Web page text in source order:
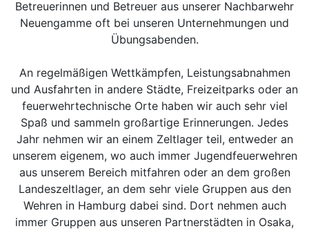
Betreuerinnen und Betreuer aus unserer Nachbarwehr
Neuengamme oft bei unseren Unternehmungen und
Übungsabenden.
An regelmäßigen Wettkämpfen, Leistungsabnahmen
und Ausfahrten in andere Städte, Freizeitparks oder an
feuerwehrtechnische Orte haben wir auch sehr viel
Spaß und sammeln großartige Erinnerungen. Jedes
Jahr nehmen wir an einem Zeltlager teil, entweder an
unserem eigenem, wo auch immer Jugendfeuerwehren
aus unserem Bereich mitfahren oder an dem großen
Landeszeltlager, an dem sehr viele Gruppen aus den
Wehren in Hamburg dabei sind. Dort nehmen auch
immer Gruppen aus unseren Partnerstädten in Osaka,